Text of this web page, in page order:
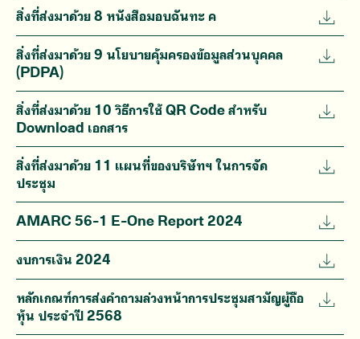
สิ่งที่ส่งมาด้วย 8 หนังสือมอบฉันทะ ค
สิ่งที่ส่งมาด้วย 9 นโยบายคุ้มครองข้อมูลส่วนบุคคล
(PDPA)
สิ่งที่ส่งมาด้วย 10 วิธีการใช้ QR Code สำหรับ
Download เอกสาร
สิ่งที่ส่งมาด้วย 11 แผนที่ของบริษัทฯ ในการจัด
ประชุม
AMARC 56-1 E-One Report 2024
งบการเงิน 2024
หลักเกณฑ์การส่งคำถามล่วงหน้าการประชุมสามัญผู้ถือ
หุ้น ประจำปี 2568